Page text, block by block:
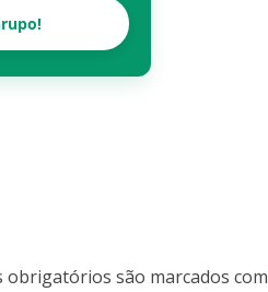
obrigatórios são marcados com